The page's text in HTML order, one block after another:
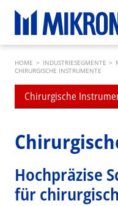
Deutsch
Main
INDUSTRIESEGMENTE
DIENSTLEISTUNGEN
EXPERTISE
INSIDE MIKRON TOOL
Breadcrumb
HOME > INDUSTRIESEGMENTE >
CHIRURGISCHE INSTRUMENTE
Submenu
Chirurgische
Hochpräzise
für